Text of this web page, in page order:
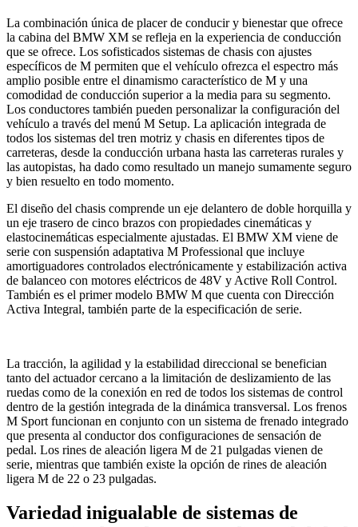
La combinación única de placer de conducir y bienestar que ofrece
la cabina del BMW XM se refleja en la experiencia de conducción
que se ofrece. Los sofisticados sistemas de chasis con ajustes
específicos de M permiten que el vehículo ofrezca el espectro más
amplio posible entre el dinamismo característico de M y una
comodidad de conducción superior a la media para su segmento.
Los conductores también pueden personalizar la configuración del
vehículo a través del menú M Setup. La aplicación integrada de
todos los sistemas del tren motriz y chasis en diferentes tipos de
carreteras, desde la conducción urbana hasta las carreteras rurales y
las autopistas, ha dado como resultado un manejo sumamente seguro
y bien resuelto en todo momento.
El diseño del chasis comprende un eje delantero de doble horquilla y
un eje trasero de cinco brazos con propiedades cinemáticas y
elastocinemáticas especialmente ajustadas. El BMW XM viene de
serie con suspensión adaptativa M Professional que incluye
amortiguadores controlados electrónicamente y estabilización activa
de balanceo con motores eléctricos de 48V y Active Roll Control.
También es el primer modelo BMW M que cuenta con Dirección
Activa Integral, también parte de la especificación de serie.
La tracción, la agilidad y la estabilidad direccional se benefician
tanto del actuador cercano a la limitación de deslizamiento de las
ruedas como de la conexión en red de todos los sistemas de control
dentro de la gestión integrada de la dinámica transversal. Los frenos
M Sport funcionan en conjunto con un sistema de frenado integrado
que presenta al conductor dos configuraciones de sensación de
pedal. Los rines de aleación ligera M de 21 pulgadas vienen de
serie, mientras que también existe la opción de rines de aleación
ligera M de 22 o 23 pulgadas.
Variedad inigualable de sistemas de